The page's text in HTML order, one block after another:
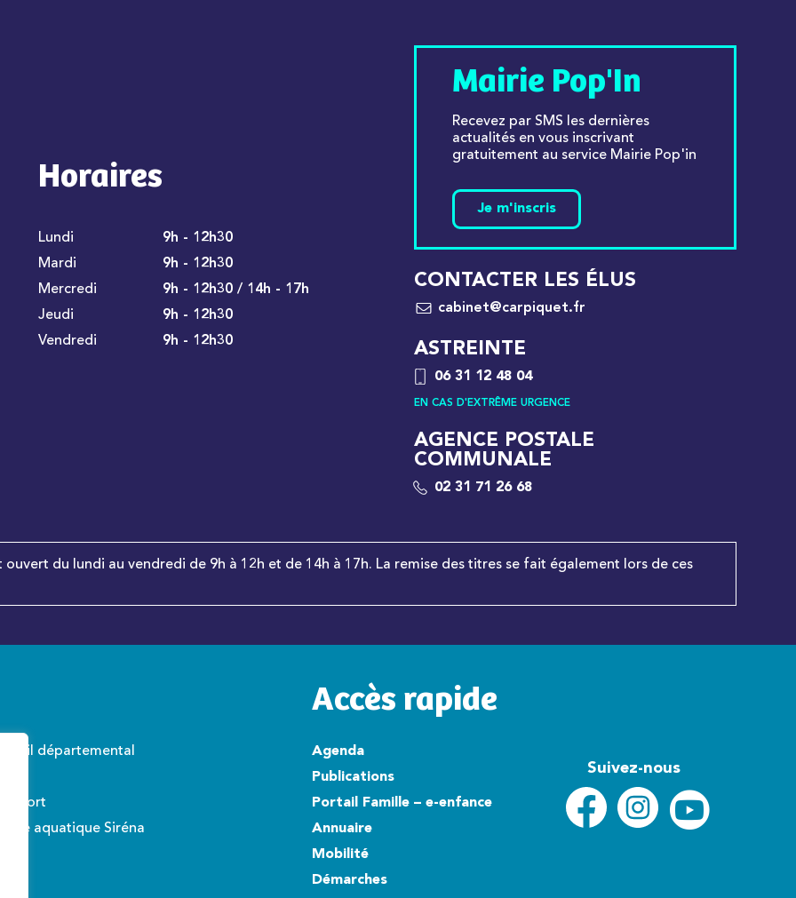
Horaires
Lundi
9h - 12h30
Mardi
9h - 12h30
Mercredi
9h - 12h30 / 14h - 17h
Jeudi
9h - 12h30
Vendredi
9h - 12h30
Mairie Pop'In
Recevez par SMS les dernières
actualités en vous inscrivant
gratuitement au service Mairie Pop'in
Je m'inscris
CONTACTER LES ÉLUS
cabinet@carpiquet.fr
ASTREINTE
06 31 12 48 04
EN CAS D'EXTRÊME URGENCE
AGENCE POSTALE
COMMUNALE
02 31 71 26 68
du lundi au vendredi de 9h à 12h et de 14h à 17h. La remise des titres se fait également lors de ces
départemental
aquatique Siréna
Accès rapide
Agenda
Publications
Portail Famille – e-enfance
Annuaire
Mobilité
Démarches
Suivez-nous